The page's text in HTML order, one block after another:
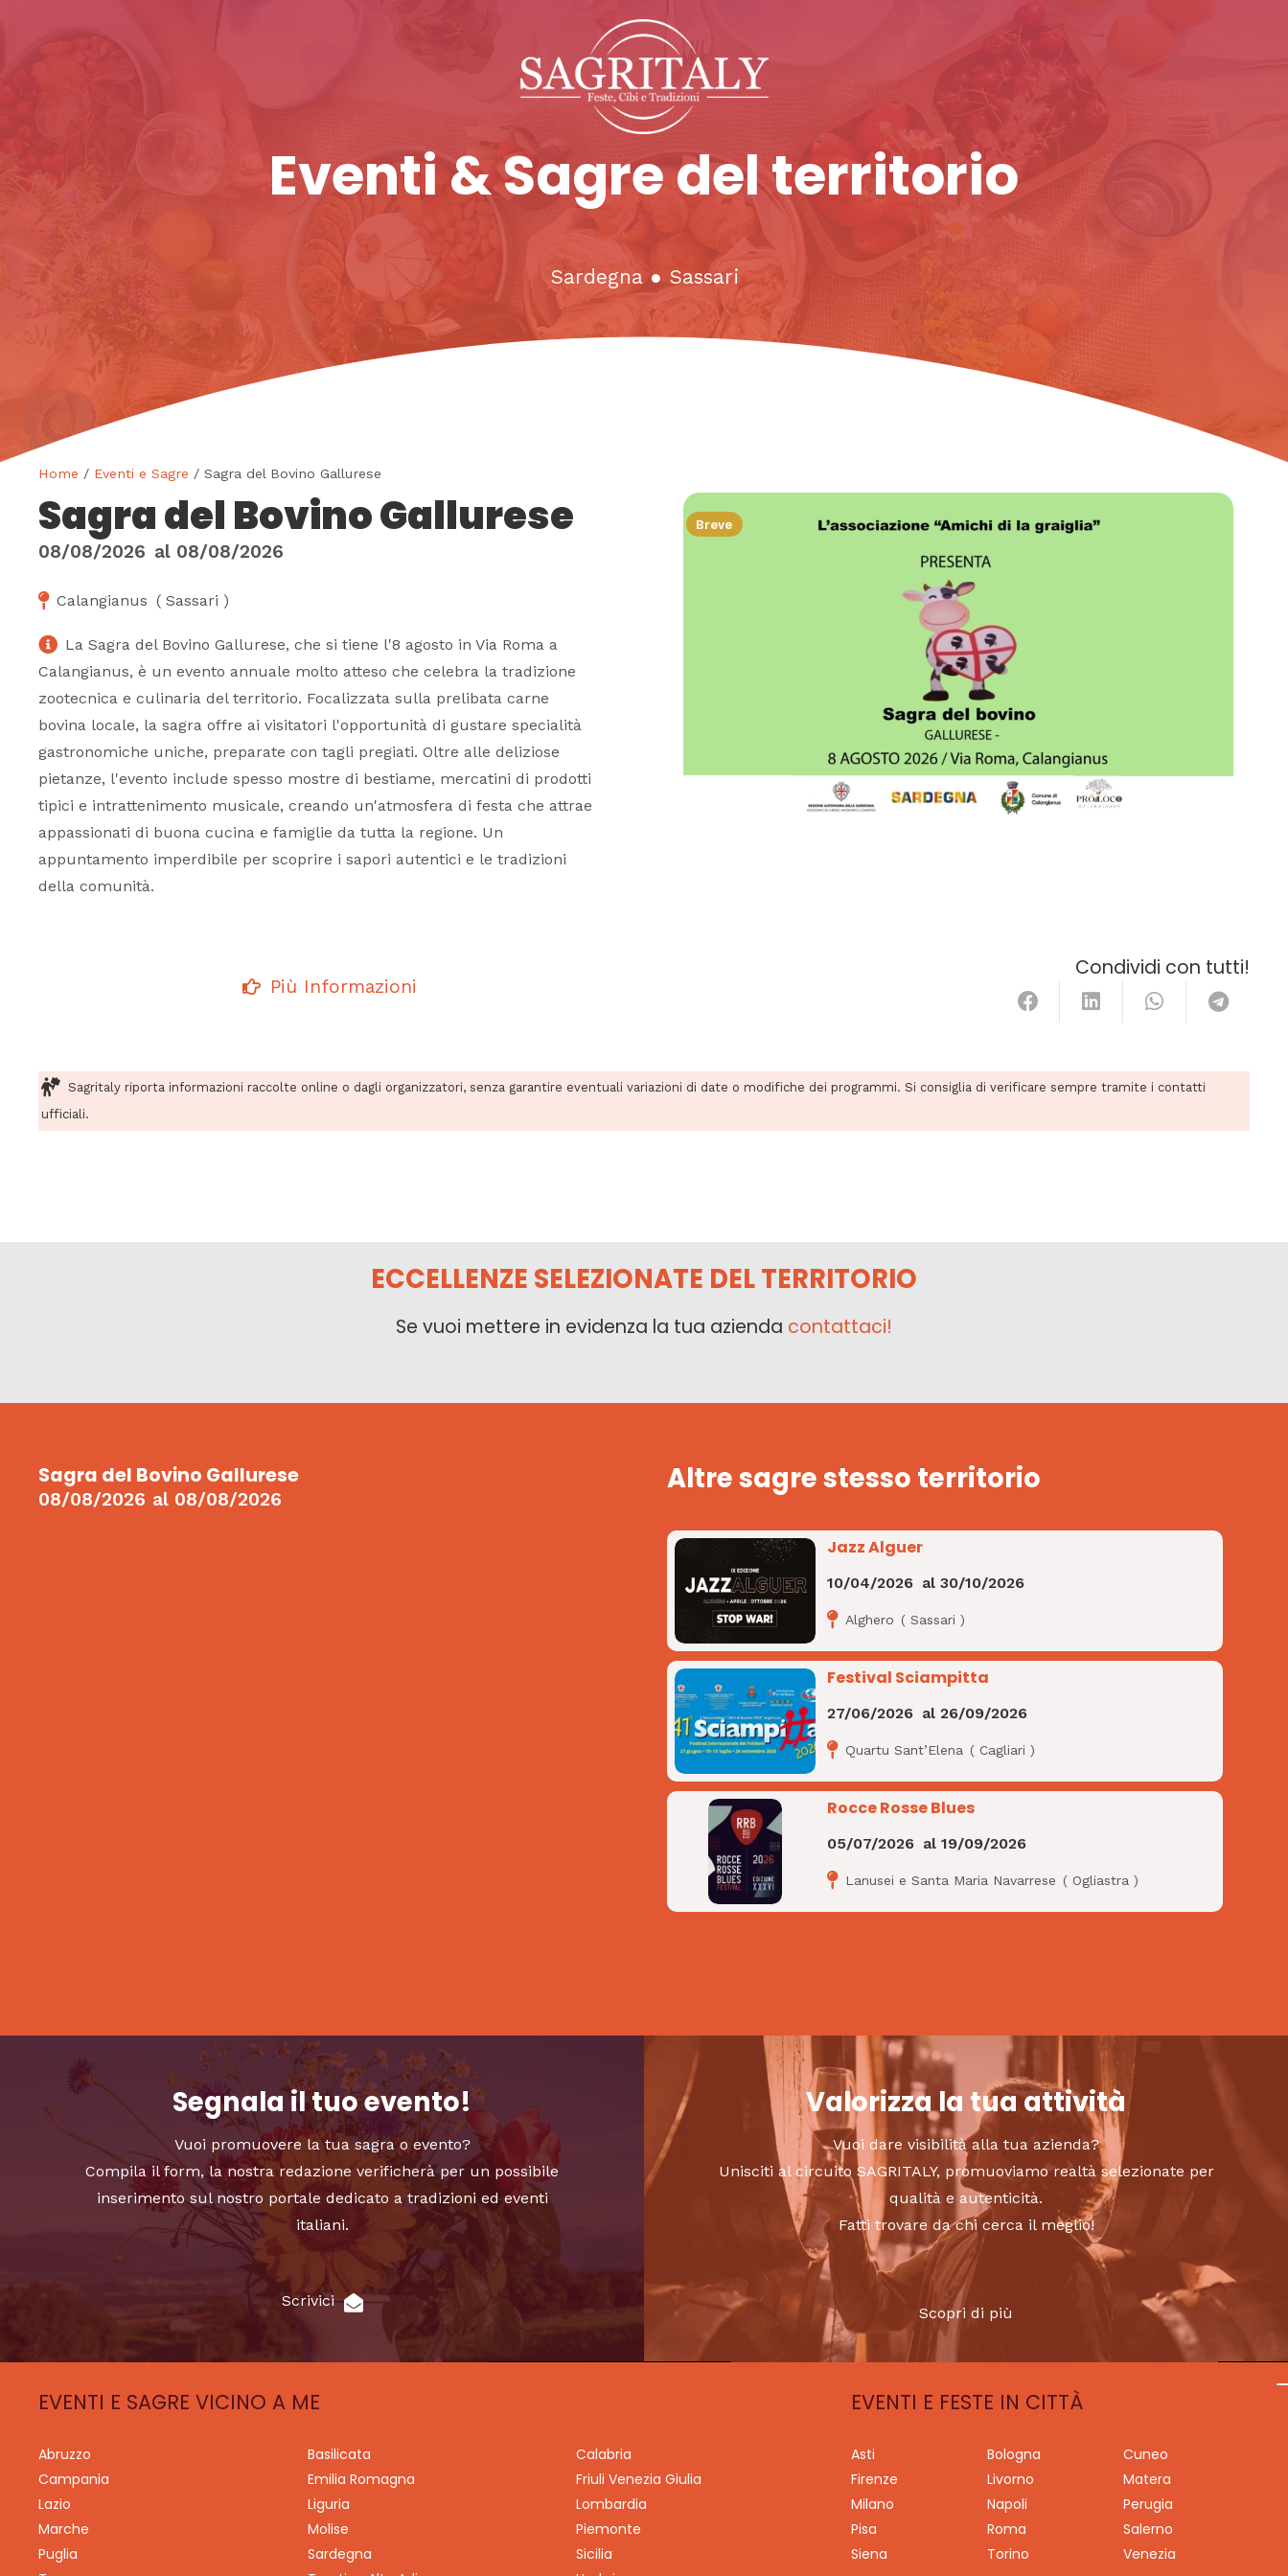
Eventi & Sagre del territorio
Sardegna ● Sassari
Home / Eventi e Sagre / Sagra del Bovino Gallurese
Sagra del Bovino Gallurese
08/08/2026 al 08/08/2026
Calangianus ( Sassari )
La Sagra del Bovino Gallurese, che si tiene l'8 agosto in Via Roma a
Calangianus, è un evento annuale molto atteso che celebra la tradizione
zootecnica e culinaria del territorio. Focalizzata sulla prelibata carne
bovina locale, la sagra offre ai visitatori l'opportunità di gustare specialità
gastronomiche uniche, preparate con tagli pregiati. Oltre alle deliziose
pietanze, l'evento include spesso mostre di bestiame, mercatini di prodotti
tipici e intrattenimento musicale, creando un'atmosfera di festa che attrae
appassionati di buona cucina e famiglie da tutta la regione. Un
appuntamento imperdibile per scoprire i sapori autentici e le tradizioni
della comunità.
Breve
Più Informazioni
Condividi con tutti!
Sagritaly riporta informazioni raccolte online o dagli organizzatori, senza garantire eventuali variazioni di date o modifiche dei programmi. Si consiglia di verificare sempre tramite i contatti
ufficiali.
ECCELLENZE SELEZIONATE DEL TERRITORIO
Se vuoi mettere in evidenza la tua azienda contattaci!
Sagra del Bovino Gallurese
08/08/2026 al 08/08/2026
Altre sagre stesso territorio
Jazz Alguer
10/04/2026 al30/10/2026
Alghero (Sassari )
Festival Sciampitta
27/06/2026 al26/09/2026
Quartu Sant’Elena ( Cagliari )
Rocce Rosse Blues
05/07/2026 al19/09/2026
Lanusei e Santa Maria Navarrese ( Ogliastra )
Segnala il tuo evento!
Vuoi promuovere la tua sagra o evento?
Compila il form, la nostra redazione verificherà per un possibile
inserimento sul nostro portale dedicato a tradizioni ed eventi
italiani.
Scrivici
Valorizza la tua attività
Vuoi dare visibilità alla tua azienda?
Unisciti al circuito SAGRITALY, promuoviamo realtà selezionate per
qualità e autenticità.
Fatti trovare da chi cerca il meglio!
Scopri di più
EVENTI E SAGRE VICINO A ME
Abruzzo Basilicata
Calabria
Campania
Emilia Romagna
Friuli Venezia Giulia
Lazio
Liguria
Lombardia
Marche
Molise
Piemonte
Puglia
Sardegna
Sicilia
EVENTI E FESTE IN CITTÀ
Asti Bologna
Cuneo
Firenze
Livorno
Matera
Milano
Napoli
Perugia
Pisa
Roma
Salerno
Siena
Torino Venezia